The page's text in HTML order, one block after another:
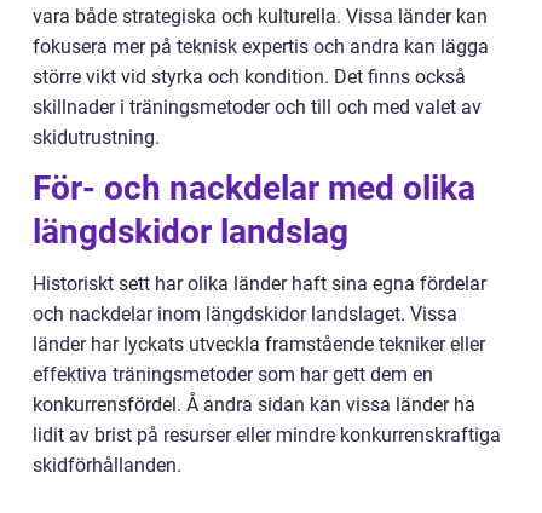
vara både strategiska och kulturella. Vissa länder kan
fokusera mer på teknisk expertis och andra kan lägga
större vikt vid styrka och kondition. Det finns också
skillnader i träningsmetoder och till och med valet av
skidutrustning.
För- och nackdelar med olika
längdskidor landslag
Historiskt sett har olika länder haft sina egna fördelar
och nackdelar inom längdskidor landslaget. Vissa
länder har lyckats utveckla framstående tekniker eller
effektiva träningsmetoder som har gett dem en
konkurrensfördel. Å andra sidan kan vissa länder ha
lidit av brist på resurser eller mindre konkurrenskraftiga
skidförhållanden.